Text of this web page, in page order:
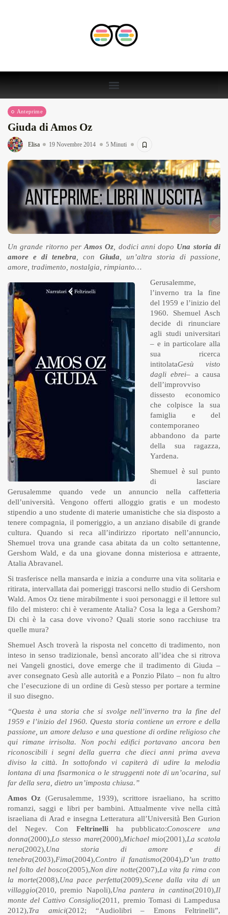
Anteprime
Giuda di Amos Oz
Elisa 19 Novembre 2014 5 Minuti
Un grande ritorno perAmos Oz , dodici anni dopo Una storia di
amore e di tenebra , con Giuda , un’altra storia di passione,
amore, tradimento, nostalgia, rimpianto…
Gerusalemme,
l’inverno tra la fine
del 1959 e l’inizio del
1960. Shemuel Asch
decide di rinunciare
agli studi universitari
– e in particolare alla
sua ricerca
intitolataGesù visto
dagli ebrei– a causa
dell’improvviso
dissesto economico
che colpisce la sua
famiglia e del
contemporaneo
abbandono da parte
della sua ragazza,
Yardena.
Shemuel è sul punto
di lasciare
Gerusalemme quando vede un annuncio nella caffetteria
dell’università. Vengono offerti alloggio gratis e un modesto
stipendio a uno studente di materie umanistiche che sia disposto a
tenere compagnia, il pomeriggio, a un anziano disabile di grande
cultura. Quando si reca all’indirizzo riportato nell’annuncio,
Shemuel trova una grande casa abitata da un colto settantenne,
Gershom Wald, e da una giovane donna misteriosa e attraente,
Atalia Abravanel.
Si trasferisce nella mansarda e inizia a condurre una vita solitaria e
ritirata, intervallata dai pomeriggi trascorsi nello studio di Gershom
Wald. Amos Oz tiene mirabilmente i suoi personaggi e il lettore sul
filo del mistero: chi è veramente Atalia? Cosa la lega a Gershom?
Di chi è la casa dove vivono? Quali storie sono racchiuse tra
quelle mura?
Shemuel Asch troverà la risposta nel concetto di tradimento, non
inteso in senso tradizionale, bensì ancorato all’idea che si ritrova
nei Vangeli gnostici, dove emerge che il tradimento di Giuda –
aver consegnato Gesù alle autorità e a Ponzio Pilato – non fu altro
che l’esecuzione di un ordine di Gesù stesso per portare a termine
il suo disegno.
“Questa è una storia che si svolge nell’inverno tra la fine del
1959 e l’inizio del 1960. Questa storia contiene un errore e della
passione, un amore deluso e una questione di ordine religioso che
qui rimane irrisolta. Non pochi edifici portavano ancora ben
riconoscibili i segni della guerra che dieci anni prima aveva
diviso la città. In sottofondo vi capiterà di udire la melodia
lontana di una fisarmonica o le struggenti note di un’ocarina, sul
far della sera, dietro un’imposta chiusa.”
Amos Oz (Gerusalemme, 1939), scrittore israeliano, ha scritto
romanzi, saggi e libri per bambini. Attualmente vive nella città
israeliana di Arad e insegna Letteratura all’Università Ben Gurion
del Negev. Con Feltrinelliha pubblicato:Conoscere una
donna(2000),Lo stesso mare(2000),Michael mio(2001),La scatola
nera(2002),Una storia di amore e di
tenebra(2003),Fima(2004),Contro il fanatismo(2004),D’un tratto
nel folto del bosco(2005),Non dire notte(2007),La vita fa rima con
la morte(2008),Una pace perfetta(2009),Scene dalla vita di un
villaggio(2010, premio Napoli),Una pantera in cantina(2010),Il
monte del Cattivo Consiglio(2011, premio Tomasi di Lampedusa
2012),Tra amici(2012; “Audiolibri – Emons Feltrinelli”,